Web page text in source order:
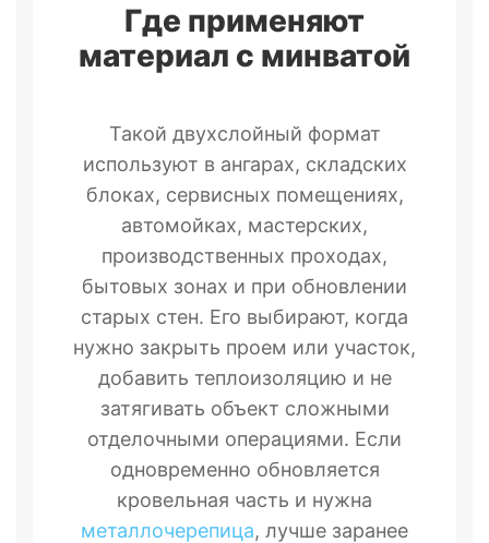
Где применяют
материал с минватой
Такой двухслойный формат
используют в ангарах, складских
блоках, сервисных помещениях,
автомойках, мастерских,
производственных проходах,
бытовых зонах и при обновлении
старых стен. Его выбирают, когда
нужно закрыть проем или участок,
добавить теплоизоляцию и не
затягивать объект сложными
отделочными операциями. Если
одновременно обновляется
кровельная часть и нужна
металлочерепица, лучше заранее